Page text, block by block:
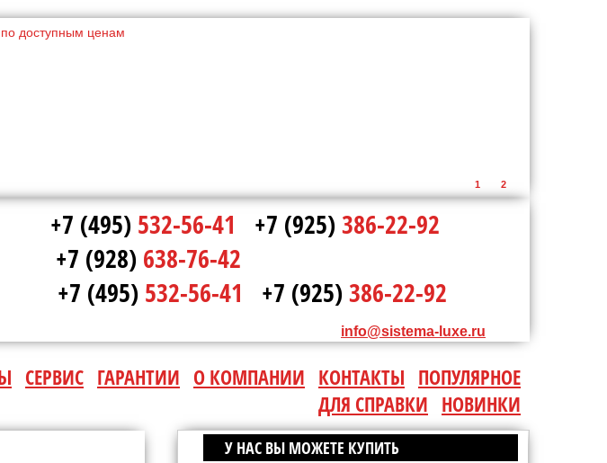
1 2
+7 (495) 532-56-41 +7 (925) 386-22-92
+7 (928) 638-76-42
+7 (495) 532-56-41 +7 (925) 386-22-92
info@sistema-luxe.ru
СЕРВИС ГАРАНТИИ О КОМПАНИИ КОНТАКТЫ ПОПУЛЯРНОЕ
ДЛЯ СПРАВКИ НОВИНКИ
У НАС ВЫ МОЖЕТЕ КУПИТЬ